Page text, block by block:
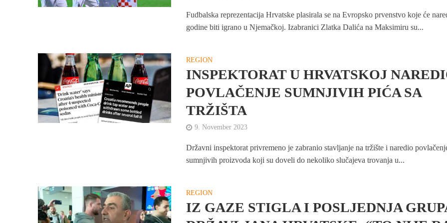
Fudbalska reprezentacija Hrvatske plasirala se na Evropsko prvenstvo koje će
godine biti igrano u Njemačkoj. Izabranici Zlatka Dalića na Maksimiru su...
REGION
INSPEKTORAT U HRVATSKOJ
POVLAČENJE SUMNJIVIH PIĆA SA
TRŽIŠTA
9. November 2023
Državni inspektorat privremeno je zabranio stavljanje na tržište i naredio
sumnjivih proizvoda koji su doveli do nekoliko slučajeva trovanja u...
REGION
IZ GAZE STIGLA I POSLJEDNJA